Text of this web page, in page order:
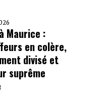
Maurice :
en colère,
divisé et
suprême